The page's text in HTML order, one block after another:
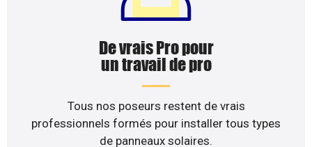
De vrais Pro pour
un travail de pro
Tous nos poseurs restent de vrais
professionnels formés pour installer tous types
de panneaux solaires.